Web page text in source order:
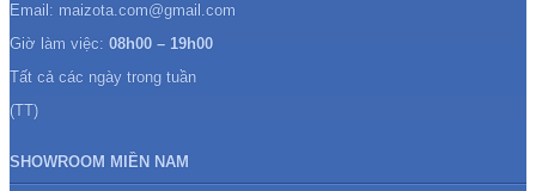
Email: maizota.com@gmail.com
Giờ làm việc: 08h00 – 19h00
Tất cả các ngày trong tuần
(TT)
SHOWROOM MIỀN NAM